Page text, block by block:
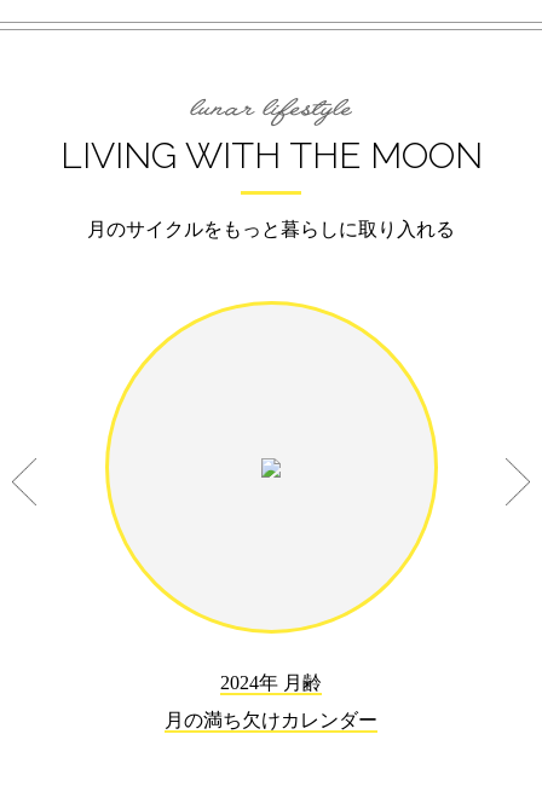
LIVING WITH THE MOON
月のサイクルをもっと暮らしに取り入れる
2024年 月齢
月の満ち欠けカレンダー